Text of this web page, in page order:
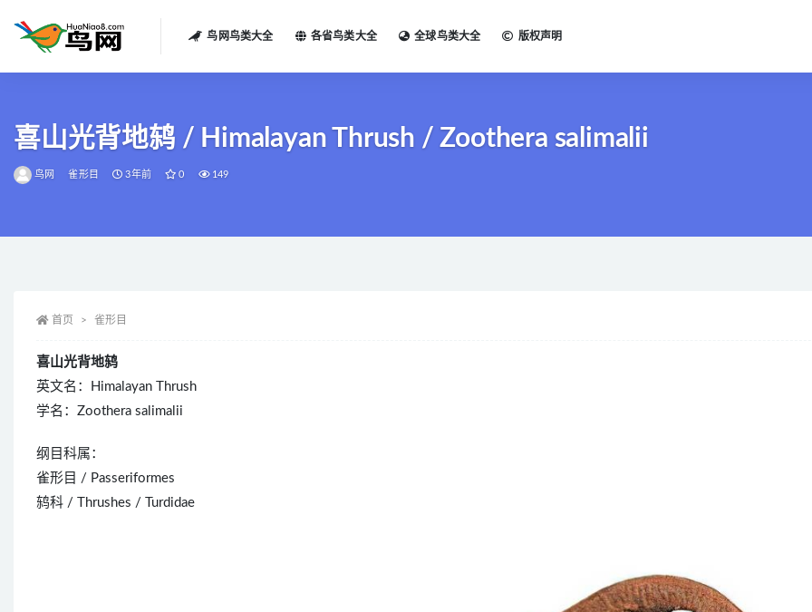
鸟网鸟类大全 各省鸟类大全 全球鸟类大全 版权声明
喜山光背地鸫 / Himalayan Thrush / Zoothera salimalii
鸟网 雀形目 3年前 0 149
首页 雀形目
喜山光背地鸫
英文名：Himalayan Thrush
学名：Zoothera salimalii
纲目科属：
雀形目 / Passeriformes
鸫科 / Thrushes / Turdidae